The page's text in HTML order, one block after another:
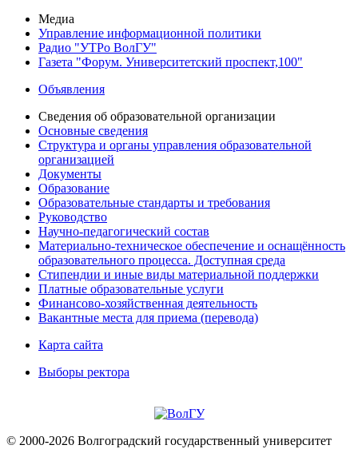
Медиа
Управление информационной политики
Радио "УТРо ВолГУ"
Газета "Форум. Университетский проспект,100"
Объявления
Сведения об образовательной организации
Основные сведения
Структура и органы управления образовательной
организацией
Документы
Образование
Образовательные стандарты и требования
Руководство
Научно-педагогический состав
Материально-техническое обеспечение и оснащённость
образовательного процесса. Доступная среда
Стипендии и иные виды материальной поддержки
Платные образовательные услуги
Финансово-хозяйственная деятельность
Вакантные места для приема (перевода)
Карта сайта
Выборы ректора
© 2000-2026 Волгоградский государственный университет